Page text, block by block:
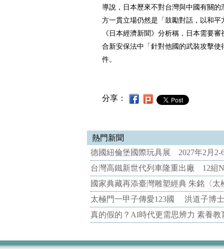
導說，日本歷來不對台灣與中國有關
方一貫立場仍然是「鼓勵對話，以和
《日本經濟新聞》分析稱，日本需要
合新安保法中「針對他國的武裝攻擊
件。
分享：
熱門新聞
德國紐倫堡國際玩具展 2027年2月2-
台灣高鐵新世代列車隆重出廠 12組
國家典藏再添臺灣雕塑經典 朱銘〈
太極門一甲子傳愛123國 洪道子博
真的假的？AI時代更需思辨力 素養